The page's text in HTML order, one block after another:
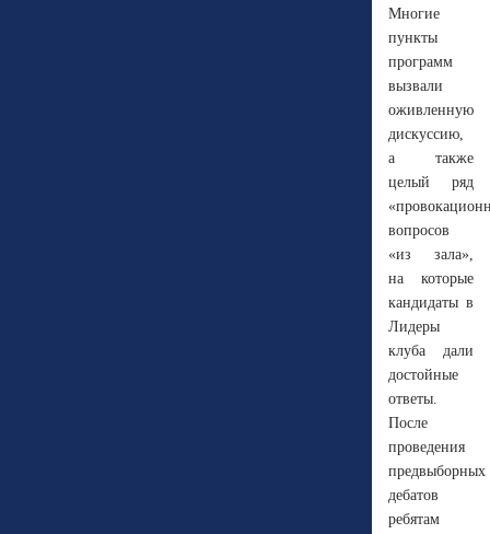
Многие
пункты
программ
вызвали
оживленную
дискуссию,
а также
целый ряд
вопросов
«из зала»,
на которые
кандидаты в
Лидеры
клуба дали
достойные
ответы.
После
проведения
предвыборных
дебатов
ребятам